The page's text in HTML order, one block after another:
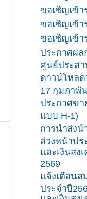
ขอเชิญเข้า
ขอเชิญเข้า
ขอเชิญเข้
ประกาศผ
ศูนย์ประสา
ดาวน์โหล
17 กุมภาพั
ประกาศข
แบบ H-1)
การนำส่งน
ล่วงหน้าปร
และเงินส
2569
แจ้งเตือนส
ประจำปี